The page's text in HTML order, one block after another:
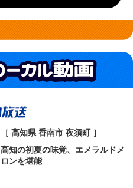
［ 高知県 香南市 夜須町 ］
高知の初夏の味覚、エメラルドメ
ロンを堪能